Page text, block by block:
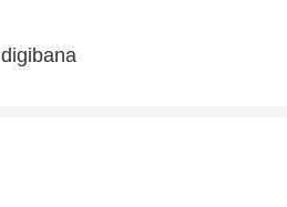
digibana